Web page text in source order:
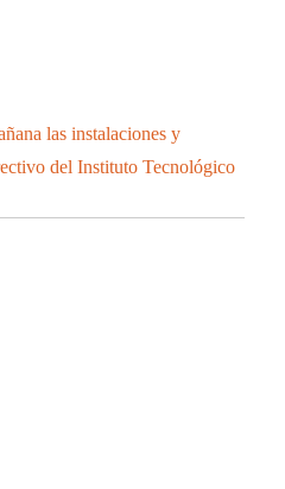
las instalaciones y
del Instituto Tecnológico